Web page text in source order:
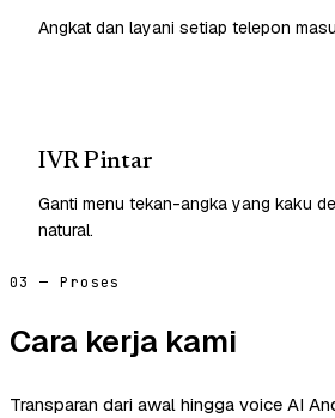
Angkat dan layani setiap telepon
IVR Pintar
Ganti menu tekan-angka yang kaku
natural.
03 — Proses
Cara kerja kami
Transparan dari awal hingga voice AI